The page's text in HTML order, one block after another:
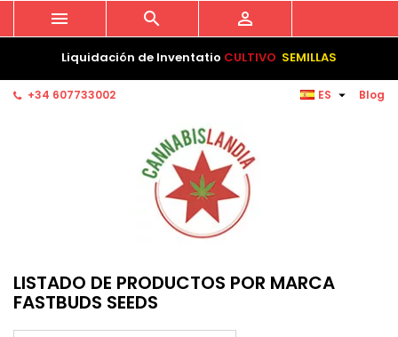
Liquidación de Inventatio CULTIVO SEMILLAS
Blog
+34 607733002 ES 
  
LISTADO DE PRODUCTOS POR MARCA
FASTBUDS SEEDS